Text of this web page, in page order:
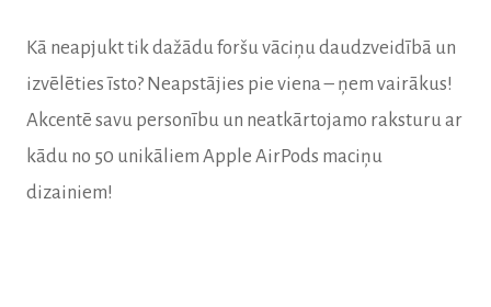
Kā neapjukt tik dažādu foršu vāciņu daudzveidībā un
izvēlēties īsto? Neapstājies pie viena – ņem vairākus!
Akcentē savu personību un neatkārtojamo raksturu ar
kādu no 50 unikāliem Apple AirPods maciņu
dizainiem!